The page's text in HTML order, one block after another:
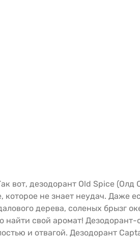
вот, дезодорант Old Spice
не знает неудач. Даже
дерева, соленых брызг
свой аромат!
и отвагой. Дезодорант